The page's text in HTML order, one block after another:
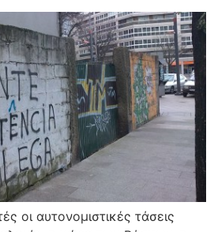
οι αυτονομιστικές τάσεις